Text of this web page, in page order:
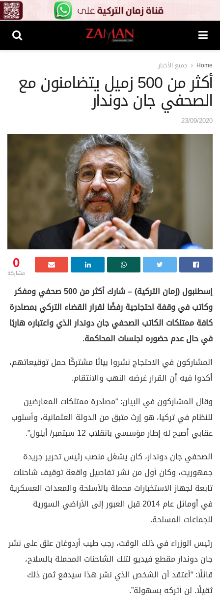
Home جميع الأخبار
أكثر من 500 زميل يتضامنون مع
الصحفي جان دوندار
23/09/2020
0
مشاركة
إسطنبول (زمان التركية) – شارك أكثر من 500 صحفي ومفكر
وكاتب في وقفة احتجاجية رفضًا لقرار القضاء التركي بمصادرة
كافة ممتلكات الكاتب الصحفي جان دوندار الذي واعتباره هاربًا
في حال عدم حضوره لجلسات المحاكمة.
المشاركون في الاحتجاج نشروا بيانًا مشتركًا حمل توقيعاتهم،
أكدوا فيه أن القرار غرضه النهب والانتقام.
وقال المشاركون في البيان: “مصادرة ممتلكات المعارضين
للنظام في تركيا، هو إرث متبق من الدولة العثمانية، وأسلوب
عقابي أصبح له إطار مؤسسي بانقلاب 12 سبتمبر/ أيلول”.
الصحفي جان دوندار، كان يشغل منصب رئيس تحرير جريدة
جمهوريت، وكان أول من نشر تفاصيل واقعة توقيف شاحنات
تابعة لجهاز الاستخبارات محملة بالأسلحة والمعدات العسكرية
في أومائل عام 2014 قبل العبور إلى الأراضي السورية
للجماعات المسلحة.
رئيس الوزراء في ذلك الوقت، رجب طيب أردوغان علق على نشر
جان دوندار مقطع فيديو لتلك الشاحنات المحملة بالسلاح،
قائلًا: “أعتقد أن الشخص الذي نشر هذا سيدفع ثمن ذلك
ثقيلًا. لن أتركه بسهولة”.